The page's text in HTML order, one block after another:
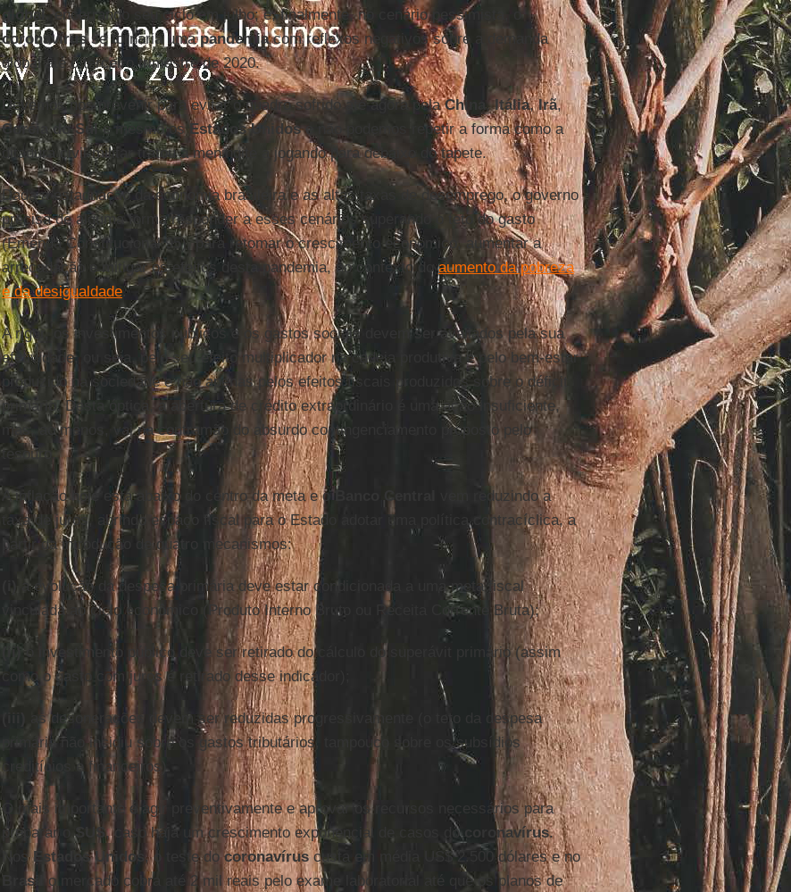
global, encerrando seu ciclo em julho; e, finalmente, no cenário pessimista, o
coronavírusse tornaria umapandemiacom reflexos negativos sobre a demanda
global até o terceiro trimestre de 2020.
Devemos nos prevenir para evitar o quadro sofrido até agora pelaChina ,Itália,Irã,
Coréia do Sule mesmo os Estados Unidose não podemos repetir a forma como a
ditadura civil-militar tratou a meningite a jogando para debaixo do tapete.
Dada a estagnação da economia brasileira e as altas taxas de desemprego, o governo
precisa de alguma forma responder a esses cenários superando o teto do gasto
(Emenda Constitucional 95), para retomar o crescimento econômico, aumentar a
arrecadação e mitigar os efeitos desta pandemia, no contexto doaumento da pobreza
e da desigualdade.
A rigor, os investimentos públicos e os gastos sociais devem ser avaliados pela sua
efetividade, ou seja, pelo seu efeito multiplicador na cadeia produtiva e pelo bem-estar
produzido na sociedade e não apenas pelos efeitos fiscais produzidos sobre o déficit
primário. Desta óptica, a abertura de crédito extraordinário é uma ação insuficiente,
mas, ao menos, vai na contramão do absurdo contingenciamento proposto pelo
tesouro.
A inflação hoje está abaixo do centro da meta e o Banco Central
vem reduzindo a
taxa de juros, abrindo espaço fiscal para o Estado adotar uma política contracíclica, a
partir da introdução de quatro mecanismos:
a evolução da despesa primária deve estar condicionada a uma meta fiscal
vinculada ao ciclo econômico (Produto Interno Bruto ou Receita Corrente Bruta);
(ii) o investimento público deve ser retirado do cálculo do superávit primário (assim
como o gasto com juros é retirado desse indicador);
as desonerações devem ser reduzidas progressivamente (o teto da despesa
primária não incidiu sobre os gastos tributários, tampouco sobre os subsídios
creditícios e financeiros).
O mais importante é agir preventivamente e aprovar os recursos necessários para
preparar oSUS, caso haja um crescimento exponencial de casos docoronavírus.
NosEstados Unidos , o teste docoronavíruscusta em média US$ 2.500 dólares e no
Brasil
o mercado cobra até 2 mil reais pelo exame laboratorial até que os planos de